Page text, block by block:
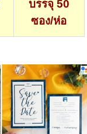
บรรจุ 50
ซอง/ห่อ